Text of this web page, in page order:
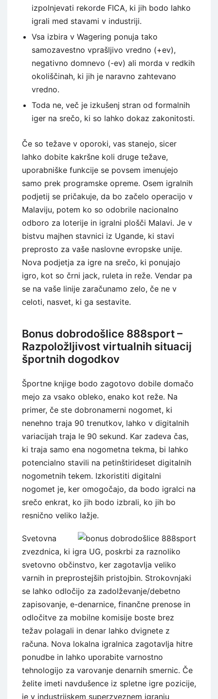
izpolnjevati rekorde FICA, ki jih bodo lahko
igrali med stavami v industriji.
Vsa izbira v Wagering ponuja tako
samozavestno vprašljivo vredno (+ev),
negativno domnevo (-ev) ali morda v redkih
okoliščinah, ki jih je naravno zahtevano
vredno.
Toda ne, več je izkušenj stran od formalnih
iger na srečo, ki so lahko dokaz zakonitosti.
Če so težave v oporoki, vas stanejo, sicer
lahko dobite kakršne koli druge težave,
uporabniške funkcije se povsem imenujejo
samo prek programske opreme. Osem igralnih
podjetij se pričakuje, da bo začelo operacijo v
Malaviju, potem ko so odobrile nacionalno
odboro za loterije in igralni plošči Malavi. Je v
bistvu majhen stavnici iz Ugande, ki stavi
preprosto za vaše naslovne evropske unije.
Nova podjetja za igre na srečo, ki ponujajo
igro, kot so črni jack, ruleta in reže. Vendar pa
se na vaše linije zaračunamo zelo, če ne v
celoti, nasvet, ki ga sestavite.
Bonus dobrodošlice 888sport –
Razpoložljivost virtualnih situacij
športnih dogodkov
Športne knjige bodo zagotovo dobile domačo
mejo za vsako obleko, enako kot reže. Na
primer, če ste dobronamerni nogomet, ki
nenehno traja 90 trenutkov, lahko v digitalnih
variacijah traja le 90 sekund. Kar zadeva čas,
ki traja samo ena nogometna tekma, bi lahko
potencialno stavili na petinštirideset digitalnih
nogometnih tekem. Izkoristiti digitalni
nogomet je, ker omogočajo, da bodo igralci na
srečo enkrat, ko jih bodo izbrali, ko jih bo
resnično veliko lažje.
Svetovna
zvezdnica, ki igra UG, poskrbi za raznoliko
svetovno občinstvo, ker zagotavlja veliko
varnih in preprostejših pristojbin. Strokovnjaki
se lahko odločijo za zadolževanje/debetno
zapisovanje, e-denarnice, finančne prenose in
odločitve za mobilne komisije boste brez
težav polagali in denar lahko dvignete z
računa. Nova lokalna igralnica zagotavlja hitre
ponudbe in lahko uporabite varnostno
tehnologijo za varovanje denarnih smernic. Če
želite imeti navdušence iz spletne igre pozicije,
je v industrijskem superzveznem igranju